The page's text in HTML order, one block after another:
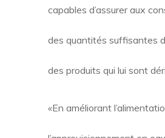
capables d’assurer aux
des quantités suffisantes
des produits qui lui sont
«En améliorant